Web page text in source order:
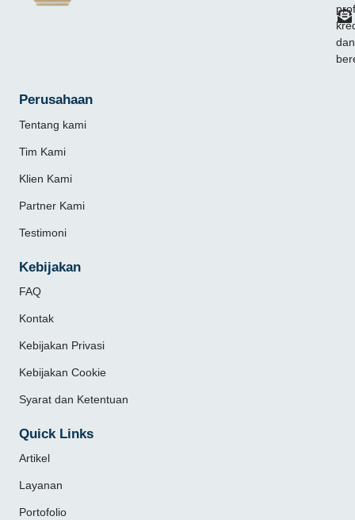
dan
Perusahaan
Tentang kami
Tim Kami
Klien Kami
Partner Kami
Testimoni
Kebijakan
FAQ
Kontak
Kebijakan Privasi
Kebijakan Cookie
Syarat dan Ketentuan
Quick Links
Artikel
Layanan
Portofolio